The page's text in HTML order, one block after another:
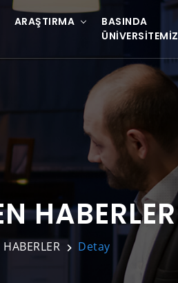
ARAŞTIRMA
BASINDA
ÜNIVERSITEMIZ
HABERLER
Detay